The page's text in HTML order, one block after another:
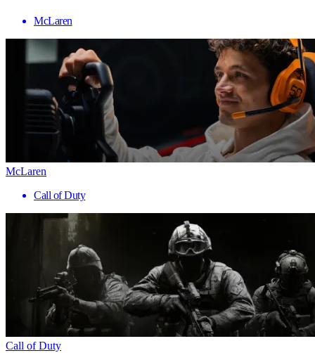
McLaren
McLaren
Call of Duty
Call of Duty